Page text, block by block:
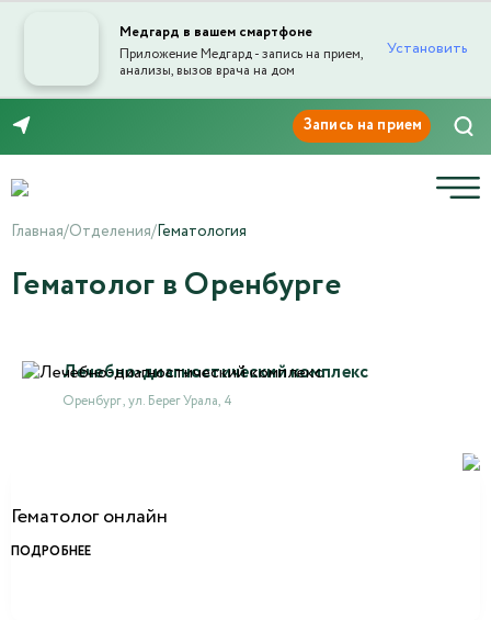
Медгард в вашем смартфоне
Приложение Медгард - запись на прием,
анализы, вызов врача на дом
Установить
Главная/Отделения/Гематология
Гематолог в Оренбурге
Лечебно-диагностический комплекс
Оренбург , ул. Берег Урала, 4
Гематолог онлайн
ПОДРОБНЕЕ